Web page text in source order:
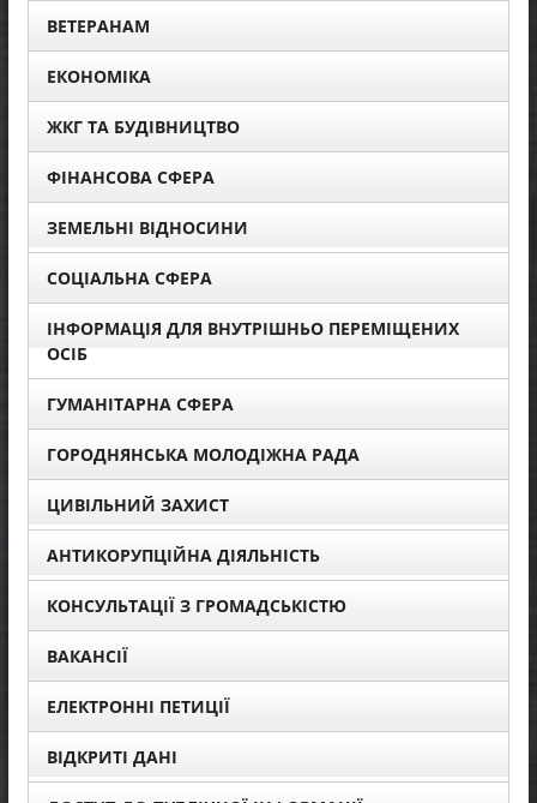
ВЕТЕРАНАМ
ЕКОНОМІКА
ЖКГ ТА БУДІВНИЦТВО
ФІНАНСОВА СФЕРА
ЗЕМЕЛЬНІ ВІДНОСИНИ
СОЦІАЛЬНА СФЕРА
ІНФОРМАЦІЯ ДЛЯ ВНУТРІШНЬО ПЕРЕМІЩЕНИХ
ОСІБ
ГУМАНІТАРНА СФЕРА
ГОРОДНЯНСЬКА МОЛОДІЖНА РАДА
ЦИВІЛЬНИЙ ЗАХИСТ
АНТИКОРУПЦІЙНА ДІЯЛЬНІСТЬ
КОНСУЛЬТАЦІЇ З ГРОМАДСЬКІСТЮ
ВАКАНСІЇ
ЕЛЕКТРОННІ ПЕТИЦІЇ
ВІДКРИТІ ДАНІ